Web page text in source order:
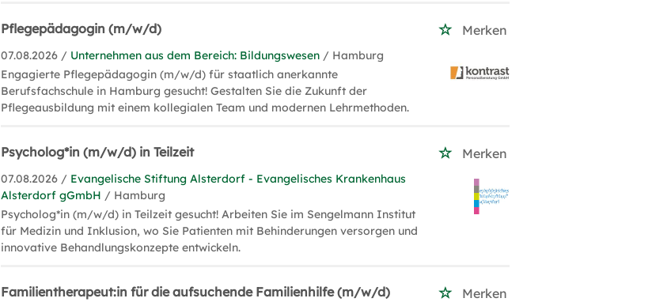
Pflegepädagogin (m/w/d) Merken
07.08.2026 / Unternehmen aus dem Bereich: Bildungswesen / Hamburg
Engagierte Pflegepädagogin (m/w/d) für staatlich anerkannte
Berufsfachschule in Hamburg gesucht! Gestalten Sie die Zukunft der
Pflegeausbildung mit einem kollegialen Team und modernen Lehrmethoden.
Psycholog*in (m/w/d) in Teilzeit Merken
07.08.2026 / Evangelische Stiftung Alsterdorf - Evangelisches Krankenhaus
Alsterdorf gGmbH / Hamburg
Psycholog*in (m/w/d) in Teilzeit gesucht! Arbeiten Sie im Sengelmann Institut
für Medizin und Inklusion, wo Sie Patienten mit Behinderungen versorgen und
innovative Behandlungskonzepte entwickeln.
Familientherapeut:in für die aufsuchende Familienhilfe (m/w/d) Merken